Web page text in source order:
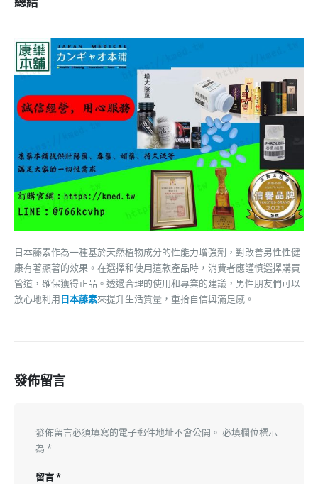
日本藤素作為一種基於天然植物成分的性能力增強劑，對改善男性性健
康有著顯著的效果。在選擇和使用這款產品時，消費者應謹慎選擇購買
管道，確保獲得正品。透過合理的使用和專業的建議，男性朋友們可以
放心地利用日本藤素來提升生活質量，重拾自信與滿足感。
發佈留言
發佈留言必須填寫的電子郵件地址不會公開。 必填欄位標示
為 *
留言*